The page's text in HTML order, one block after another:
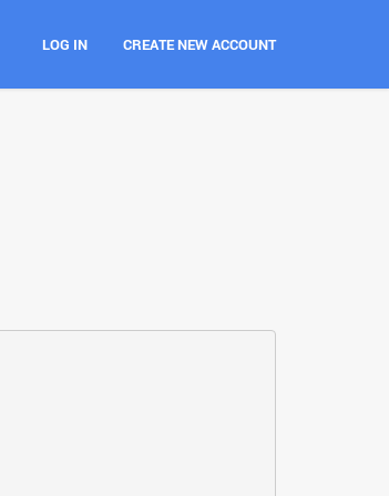
LOG IN CREATE NEW ACCOUNT